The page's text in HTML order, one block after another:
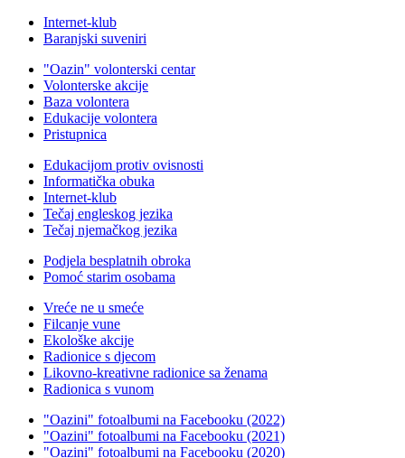
Internet-klub
Baranjski suveniri
"Oazin" volonterski centar
Volonterske akcije
Baza volontera
Edukacije volontera
Pristupnica
Edukacijom protiv ovisnosti
Informatička obuka
Internet-klub
Tečaj engleskog jezika
Tečaj njemačkog jezika
Podjela besplatnih obroka
Pomoć starim osobama
Vreće ne u smeće
Filcanje vune
Ekološke akcije
Radionice s djecom
Likovno-kreativne radionice sa ženama
Radionica s vunom
"Oazini" fotoalbumi na Facebooku (2022)
"Oazini" fotoalbumi na Facebooku (2021)
"Oazini" fotoalbumi na Facebooku (2020)